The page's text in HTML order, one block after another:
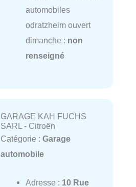
automobiles
odratzheim ouvert
dimanche : non
renseigné
GARAGE KAH FUCHS
SARL - Citroën
Catégorie : Garage
automobile
Adresse : 10 Rue